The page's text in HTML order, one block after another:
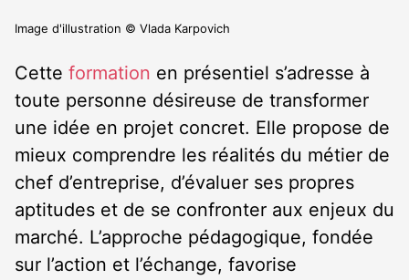
Image d'illustration © Vlada Karpovich
Cette formation en présentiel s’adresse à
toute personne désireuse de transformer
une idée en projet concret. Elle propose de
mieux comprendre les réalités du métier de
chef d’entreprise, d’évaluer ses propres
aptitudes et de se confronter aux enjeux du
marché. L’approche pédagogique, fondée
sur l’action et l’échange, favorise